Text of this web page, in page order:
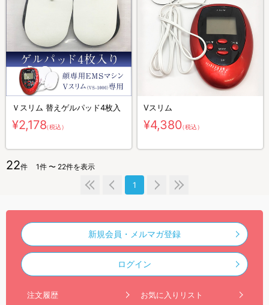
Ｖスリム 替えゲルパッド4枚入
¥2,178（税込）
Vスリム
¥4,380（税込）
22件 1件 〜 22件を表示
1
新規会員・メルマガ登録
ログイン
注文履歴 お気に入りリスト